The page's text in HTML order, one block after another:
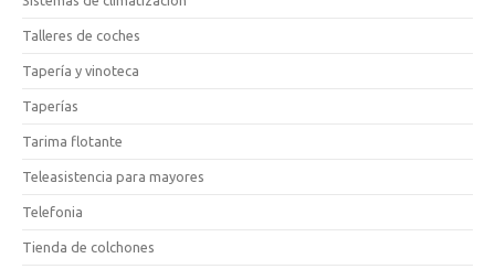
Talleres de coches
Tapería y vinoteca
Taperías
Tarima flotante
Teleasistencia para mayores
Telefonia
Tienda de colchones